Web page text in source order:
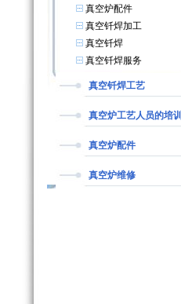
真空炉配件
真空钎焊加工
真空钎焊
真空钎焊服务
真空钎焊工艺
真空炉工艺人员的培训
真空炉配件
真空炉维修